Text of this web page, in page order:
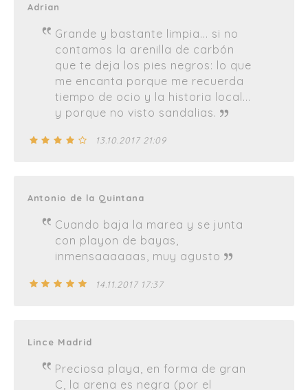
Adrian
Grande y bastante limpia... si no
contamos la arenilla de carbón
que te deja los pies negros: lo que
me encanta porque me recuerda
tiempo de ocio y la historia local...
y porque no visto sandalias.
13.10.2017 21:09
Antonio de la Quintana
Cuando baja la marea y se junta
con playon de bayas,
inmensaaaaaas, muy agusto
14.11.2017 17:37
Lince Madrid
Preciosa playa, en forma de gran
C, la arena es negra (por el